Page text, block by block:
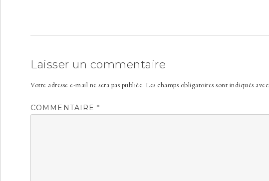
Laisser un commentaire
Votre adresse e-mail ne sera pas publiée. Les champs obligatoires sont indiqués avec
COMMENTAIRE*